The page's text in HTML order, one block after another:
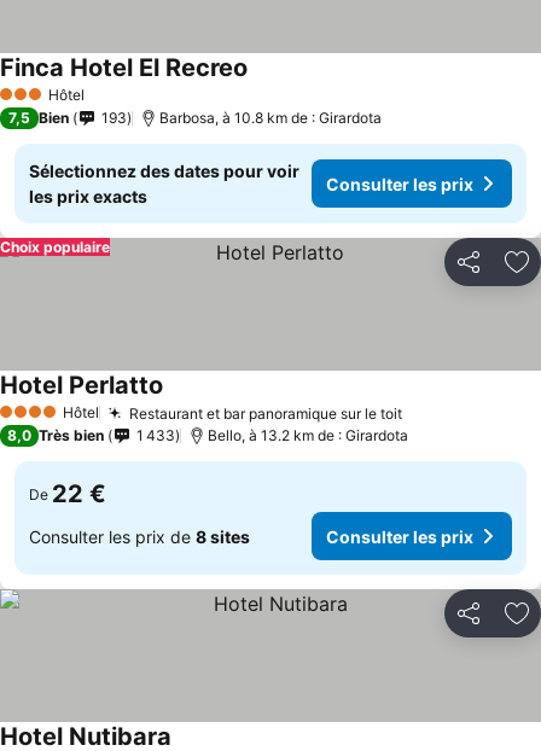
3 ÉtoilesHôtel
Finca Hotel El Recreo
7,5 Bien 193 Barbosa, à 10.8 km de : Girardota
Sélectionnez des dates pour voir
les prix exacts
Consulter les prix
Partager
Choix populaire
4 Étoiles Hôtel Restaurant et bar panoramique sur le toit
Hotel Perlatto
8,0 Très bien 1 433 Bello, à 13.2 km de : Girardota
De 22 €
Consulter les prix de 8 sites Consulter les prix
Partager
Hotel Nutibara